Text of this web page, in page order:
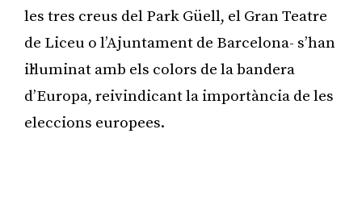
les tres creus del Park Güell, el Gran Teatre
de Liceu o l’Ajuntament de Barcelona- s’han
il·luminat amb els colors de la bandera
d’Europa, reivindicant la importància de les
eleccions europees.